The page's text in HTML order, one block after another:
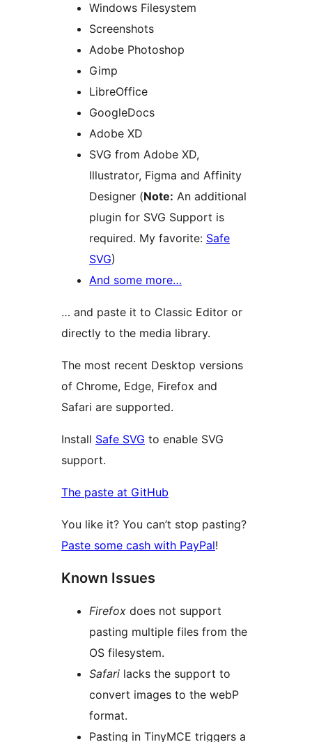
Windows Filesystem
Screenshots
Adobe Photoshop
Gimp
LibreOffice
GoogleDocs
Adobe XD
SVG from Adobe XD,
Illustrator, Figma and Affinity
Designer (Note: An additional
plugin for SVG Support is
required. My favorite: Safe
SVG)
And some more…
… and paste it to Classic Editor or
directly to the media library.
The most recent Desktop versions
of Chrome, Edge, Firefox and
Safari are supported.
Install Safe SVG to enable SVG
support.
The paste at GitHub
You like it? You can’t stop pasting?
Paste some cash with PayPal!
Known Issues
Firefox does not support
pasting multiple files from the
OS filesystem.
Safari lacks the support to
convert images to the webP
format.
Pasting in TinyMCE triggers a